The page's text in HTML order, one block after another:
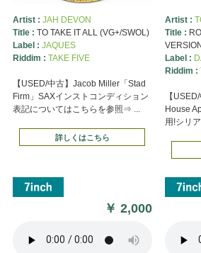
Artist : JAH DEVON
Title : TO TAKE IT ALL (VG+/SWOL)
Label : JAQUES
Riddim : TAKE FIVE
【USED/中古】Jacob Miller「Stad
Firm」SAXインストコンディション
表記についてはこちらを参照⇒ ...
詳しくはこちら
￥2,000
Artist :
Title :
Label :
Riddim :
【
House
用!シリ